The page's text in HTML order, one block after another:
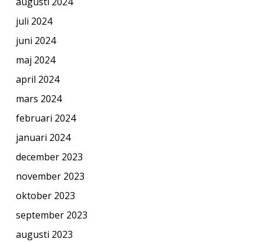
juli 2024
juni 2024
maj 2024
april 2024
mars 2024
februari 2024
januari 2024
december 2023
november 2023
oktober 2023
september 2023
augusti 2023